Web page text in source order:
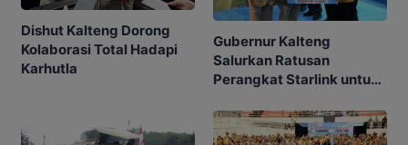
Dishut Kalteng Dorong
Kolaborasi Total Hadapi
Karhutla
Gubernur Kalteng
Salurkan Ratusan
Perangkat Starlink untuk